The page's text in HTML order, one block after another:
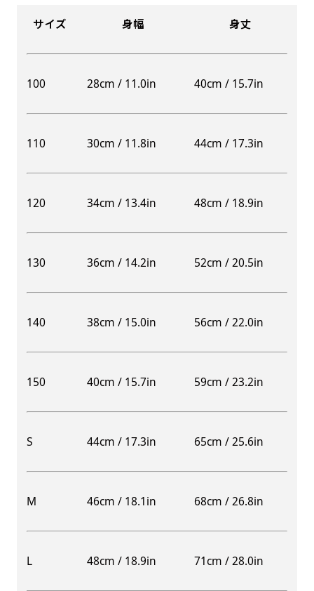
サイズ 身幅 身丈
100 28cm / 11.0in 40cm / 15.7in
110 30cm / 11.8in 44cm / 17.3in
120 34cm / 13.4in 48cm / 18.9in
130 36cm / 14.2in 52cm / 20.5in
140 38cm / 15.0in 56cm / 22.0in
150 40cm / 15.7in 59cm / 23.2in
S 44cm / 17.3in 65cm / 25.6in
M 46cm / 18.1in 68cm / 26.8in
L 48cm / 18.9in 71cm / 28.0in